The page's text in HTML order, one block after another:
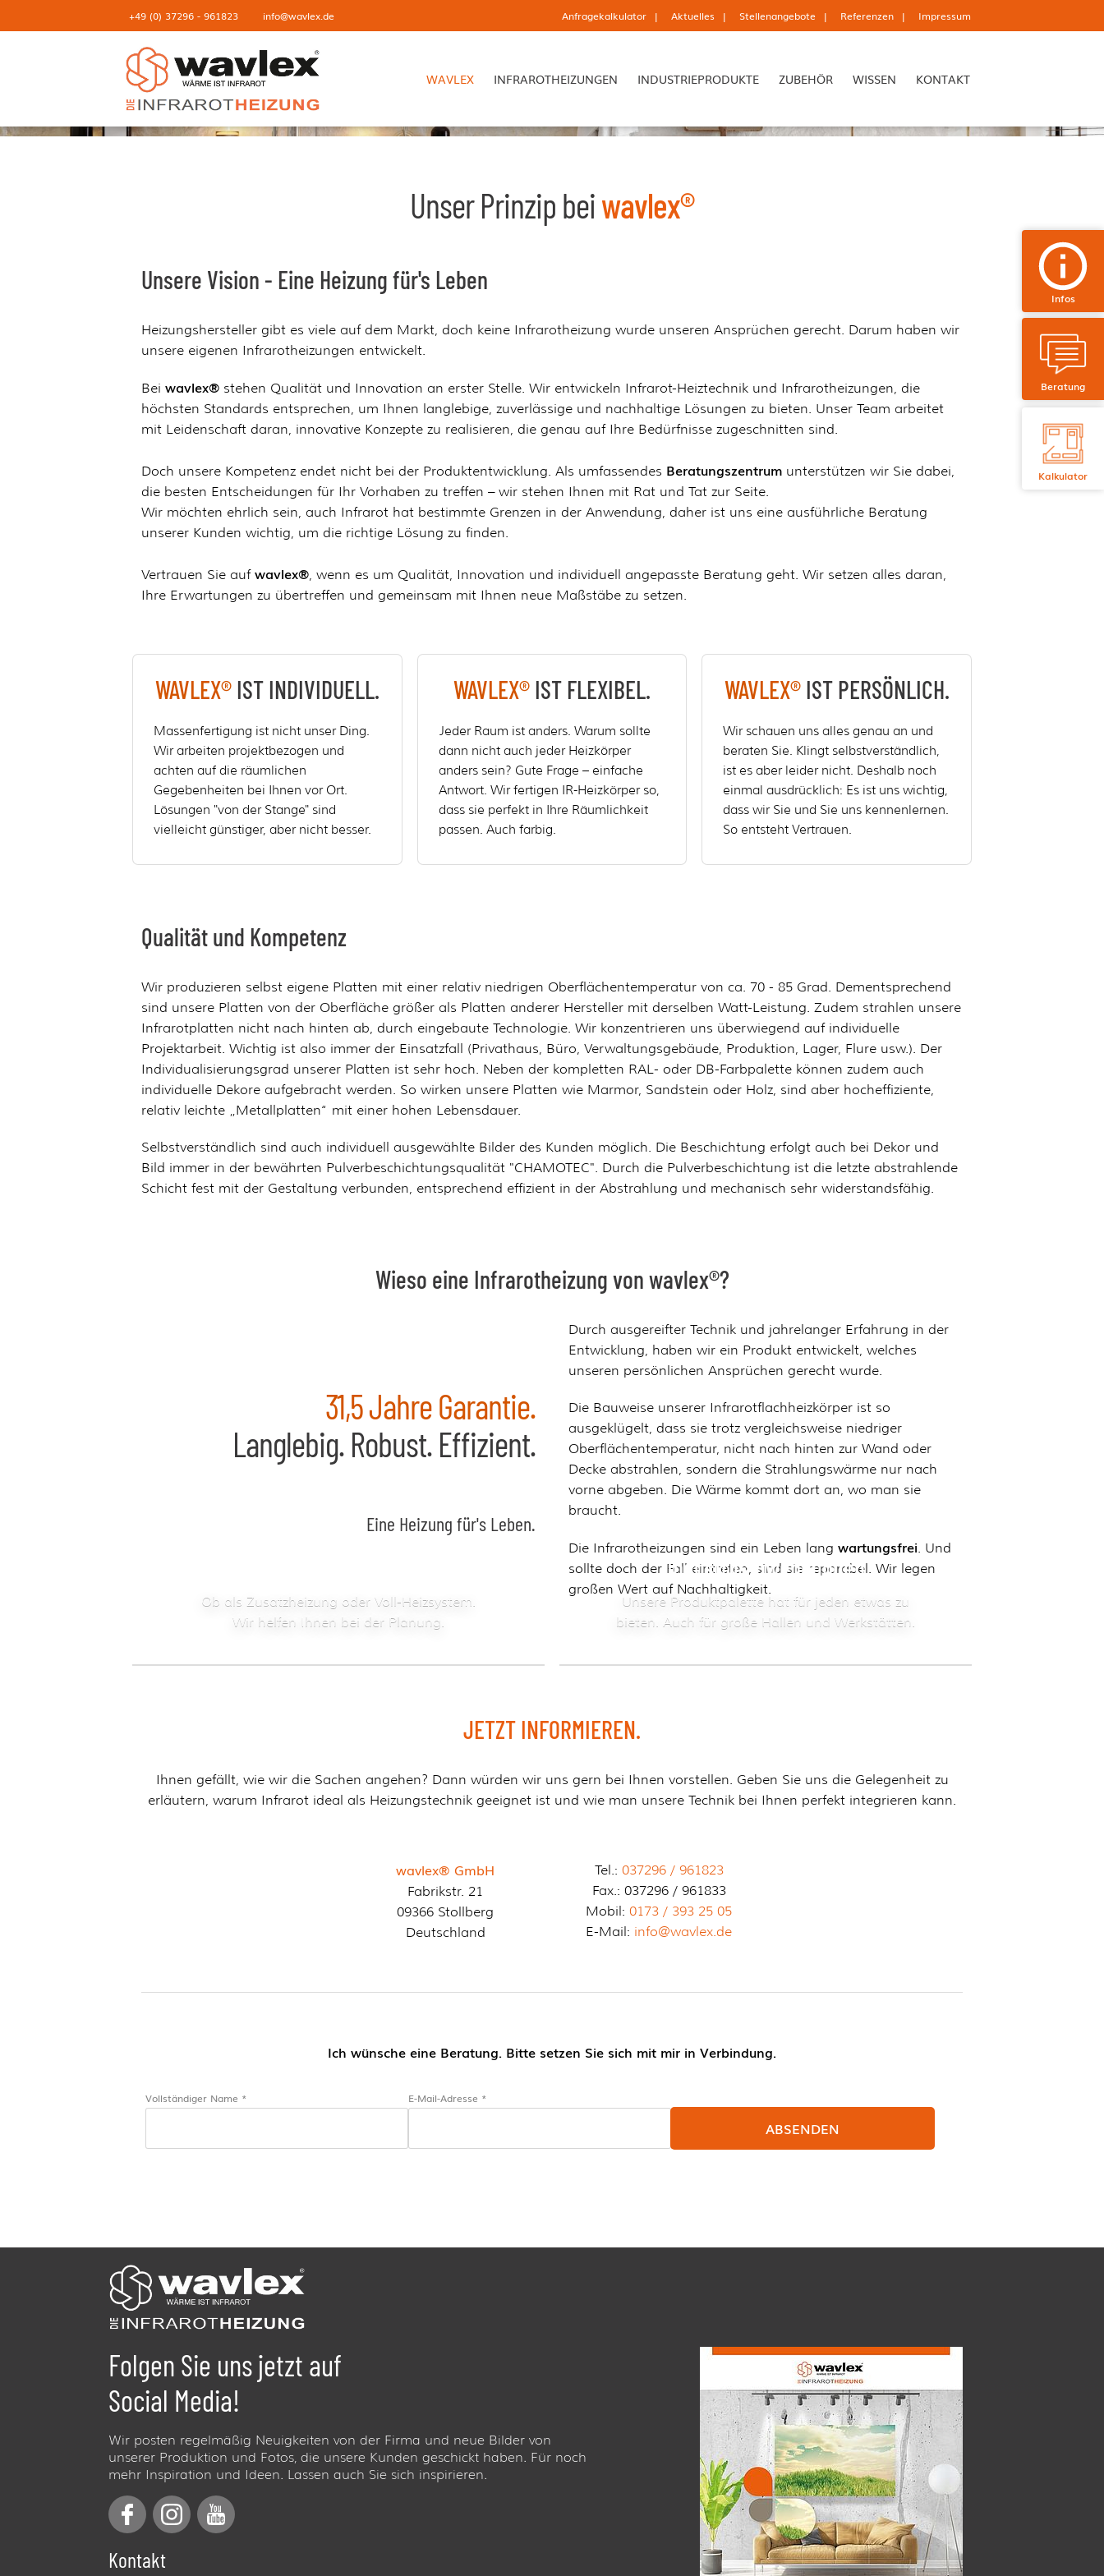
+49 (0) 37296 - 961823 info@wavlex.de Anfragekalkulator Aktuelles Stellenangebote Referenzen Impressum
WAVLEX INFRAROTHEIZUNGEN INDUSTRIEPRODUKTE ZUBEHÖR WISSEN KONTAKT
Infos
Beratung
Kalkulator
Unser Prinzip beiwavlex®
Unsere Vision - Eine Heizung für's Leben
Heizungshersteller gibt es viele auf dem Markt, doch keine Infrarotheizung wurde unseren Ansprüchen gerecht. Darum haben wir
unsere eigenen Infrarotheizungen entwickelt.
Bei wavlex® stehen Qualität und Innovation an erster Stelle. Wir entwickeln Infrarot-Heiztechnik und Infrarotheizungen, die
höchsten Standards entsprechen, um Ihnen langlebige, zuverlässige und nachhaltige Lösungen zu bieten. Unser Team arbeitet
mit Leidenschaft daran, innovative Konzepte zu realisieren, die genau auf Ihre Bedürfnisse zugeschnitten sind.
Doch unsere Kompetenz endet nicht bei der Produktentwicklung. Als umfassendes Beratungszentrum unterstützen wir Sie dabei,
die besten Entscheidungen für Ihr Vorhaben zu treffen – wir stehen Ihnen mit Rat und Tat zur Seite.
Wir möchten ehrlich sein, auch Infrarot hat bestimmte Grenzen in der Anwendung, daher ist uns eine ausführliche Beratung
unserer Kunden wichtig, um die richtige Lösung zu finden.
Vertrauen Sie auf wavlex®, wenn es um Qualität, Innovation und individuell angepasste Beratung geht. Wir setzen alles daran,
Ihre Erwartungen zu übertreffen und gemeinsam mit Ihnen neue Maßstäbe zu setzen.
WAVLEX®IST INDIVIDUELL.
Massenfertigung ist nicht unser Ding.
Wir arbeiten projektbezogen und
achten auf die räumlichen
Gegebenheiten bei Ihnen vor Ort.
Lösungen "von der Stange" sind
vielleicht günstiger, aber nicht besser.
WAVLEX®IST FLEXIBEL.
Jeder Raum ist anders. Warum sollte
dann nicht auch jeder Heizkörper
anders sein? Gute Frage – einfache
Antwort. Wir fertigen IR-Heizkörper so,
dass sie perfekt in Ihre Räumlichkeit
passen. Auch farbig.
WAVLEX®IST PERSÖNLICH.
Wir schauen uns alles genau an und
beraten Sie. Klingt selbstverständlich,
ist es aber leider nicht. Deshalb noch
einmal ausdrücklich: Es ist uns wichtig,
dass wir Sie und Sie uns kennenlernen.
So entsteht Vertrauen.
Qualität und Kompetenz
Wir produzieren selbst eigene Platten mit einer relativ niedrigen Oberflächentemperatur von ca. 70 - 85 Grad. Dementsprechend
sind unsere Platten von der Oberfläche größer als Platten anderer Hersteller mit derselben Watt-Leistung. Zudem strahlen unsere
Infrarotplatten nicht nach hinten ab, durch eingebaute Technologie. Wir konzentrieren uns überwiegend auf individuelle
Projektarbeit. Wichtig ist also immer der Einsatzfall (Privathaus, Büro, Verwaltungsgebäude, Produktion, Lager, Flure usw.). Der
Individualisierungsgrad unserer Platten ist sehr hoch. Neben der kompletten RAL- oder DB-Farbpalette können zudem auch
individuelle Dekore aufgebracht werden. So wirken unsere Platten wie Marmor, Sandstein oder Holz, sind aber hocheffiziente,
relativ leichte „Metallplatten“ mit einer hohen Lebensdauer.
Selbstverständlich sind auch individuell ausgewählte Bilder des Kunden möglich. Die Beschichtung erfolgt auch bei Dekor und
Bild immer in der bewährten Pulverbeschichtungsqualität "CHAMOTEC". Durch die Pulverbeschichtung ist die letzte abstrahlende
Schicht fest mit der Gestaltung verbunden, entsprechend effizient in der Abstrahlung und mechanisch sehr widerstandsfähig.
Wieso eine Infrarotheizung von wavlex®?
31,5 Jahre Garantie.
Langlebig. Robust. Effizient.
Eine Heizung für's Leben.
Durch ausgereifter Technik und jahrelanger Erfahrung in der
Entwicklung, haben wir ein Produkt entwickelt, welches
unseren persönlichen Ansprüchen gerecht wurde.
Die Bauweise unserer Infrarotflachheizkörper ist so
ausgeklügelt, dass sie trotz vergleichsweise niedriger
Oberflächentemperatur, nicht nach hinten zur Wand oder
Decke abstrahlen, sondern die Strahlungswärme nur nach
vorne abgeben. Die Wärme kommt dort an, wo man sie
braucht.
Die Infrarotheizungen sind ein Leben lang wartungsfrei. Und
sollte doch der Fall eintreten, sind sie reparabel. Wir legen
großen Wert auf Nachhaltigkeit.
Ob als Zusatzheizung oder Voll-Heizsystem.
Wir helfen Ihnen bei der Planung.
Industrieanwendungen
Unsere Produktpalette hat für jeden etwas zu
bieten. Auch für große Hallen und Werkstätten.
JETZT INFORMIEREN.
Ihnen gefällt, wie wir die Sachen angehen? Dann würden wir uns gern bei Ihnen vorstellen. Geben Sie uns die Gelegenheit zu
erläutern, warum Infrarot ideal als Heizungstechnik geeignet ist und wie man unsere Technik bei Ihnen perfekt integrieren kann.
wavlex® GmbH
Fabrikstr. 21
09366 Stollberg
Deutschland
Tel.: 037296 / 961823
Fax.: 037296 / 961833
Mobil: 0173 / 393 25 05
E-Mail: info@wavlex.de
Ich wünsche eine Beratung. Bitte setzen Sie sich mit mir in Verbindung.
Vollständiger Name * E-Mail-Adresse *
ABSENDEN
Folgen Sie uns jetzt auf
Social Media!
Wir posten regelmäßig Neuigkeiten von der Firma und neue Bilder von
unserer Produktion und Fotos, die unsere Kunden geschickt haben. Für noch
mehr Inspiration und Ideen. Lassen auch Sie sich inspirieren.
Kontakt